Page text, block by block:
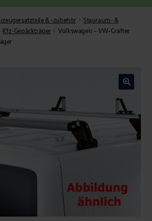
& -zubehör
Stauraum- &
Kfz-Gepäckträger
Volkswagen – VW-Crafter